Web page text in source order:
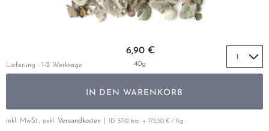
EMPFEHLUNGEN
GELBER TEE
SETS & GIFTS
PHOENIX DANCONG
ZHANGPING SHUI XIAN
JAPAN
THAILAND
TÜRKEI
EMPFEHLUNGEN
NACH SORTE
6,90 €
40g
IN DEN WARENKORB
Lieferung : 1-2 Werktage
inkl. MwSt., exkl. Versandkosten ID 5742-bio 172,50 € / 1kg